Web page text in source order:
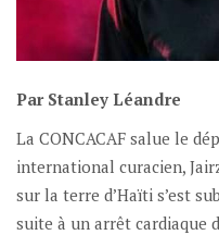
Par Stanley Léandre
La CONCACAF salue le
international curacien,
sur la terre d’Haïti s’est
suite à un arrêt cardiaque